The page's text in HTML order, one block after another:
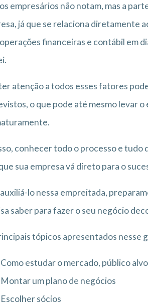
empresários não notam, mas a
já que se relaciona diretamente
financeiras e contábil em
atenção a todos esses fatores
o que pode até mesmo levar
conhecer todo o processo e
sua empresa vá direto para o
lo nessa empreitada,
saber para fazer o seu negócio
tópicos apresentados nesse
Como estudar o mercado, público
Montar um plano de negócios
Escolher sócios